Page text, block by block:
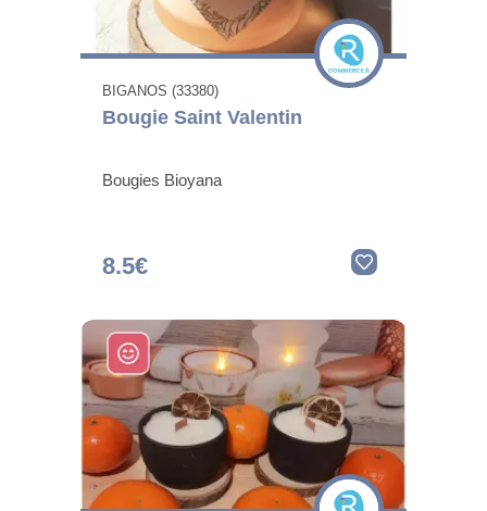
BIGANOS (33380)
Bougie Saint Valentin
Bougies Bioyana
8.5€